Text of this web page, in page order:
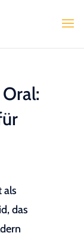
als
das